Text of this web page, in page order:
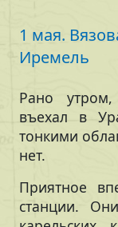
1 мая.
Иремель
Рано
въехал в
тонкими
нет.
Приятное
станции.